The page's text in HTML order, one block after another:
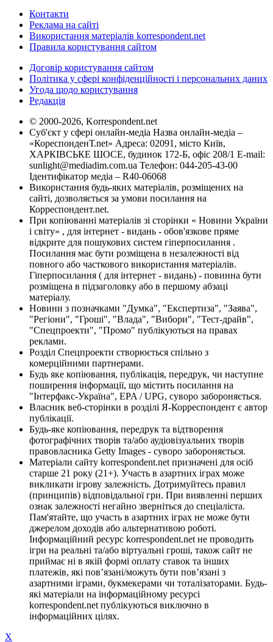
Контакти
Реклама на сайті
Використання матеріалів korrespondent.net
Правила користування сайтом
Договір користування сайтом
Політика у сфері конфіденційності і персональних даних
Угода щодо користування
Редакція
© 2000-2026, Korrespondent.net
Суб'єкт у сфері онлайн-медіа Назва онлайн-медіа –
«КореспонденТ.net» Адреса: 02091, місто Київ,
ХАРКІВСЬКЕ ШОСЕ, будинок 172-Б, офіс 208/1 E-mail:
sunlight@mediadim.com.ua Телефон: 044-205-43-00
Ідентифікатор медіа – R40-06068
Використання будь-яких матеріалів, розміщених на
сайті, дозволяється за умови посилання на
Корреспондент.net.
При копіюванні матеріалів зі сторінки « Новини України
і світу» , для інтернет - видань - обов'язкове пряме
відкрите для пошукових систем гіперпосилання .
Посилання має бути розміщена в незалежності від
повного або часткового використання матеріалів.
Гіперпосилання ( для інтернет - видань) - повинна бути
розміщена в підзаголовку або в першому абзаці
матеріалу.
Новини з позначками "Думка", "Експертиза", "Заява",
"Регіони", "Гроші", "Влада", "Вибори", "Тест-драйв",
"Спецпроекти", "Промо" публікуються на правах
реклами.
Розділ Спецпроекти створюється спільно з
комерційними партнерами.
Будь яке копіювання, публікація, передрук, чи наступне
поширення інформації, що містить посилання на
"Інтерфакс-Україна", EPA / UPG, суворо забороняється.
Власник веб-сторінки в розділі Я-Корреспондент є автор
публікації.
Будь-яке копіювання, передрук та відтворення
фотографічних творів та/або аудіовізуальних творів
правовласника Getty Images - суворо забороняється.
Матеріали сайту korrespondent.net призначені для осіб
старше 21 року (21+). Участь в азартних іграх може
викликати ігрову залежність. Дотримуйтесь правил
(принципів) відповідальної гри. При виявленні перших
ознак залежності негайно зверніться до спеціаліста.
Пам'ятайте, що участь в азартних іграх не може бути
джерелом доходів або альтернативою роботі.
Інформаційний ресурс korrespondent.net не проводить
ігри на реальні та/або віртуальні гроші, також сайт не
приймає ні в якій формі оплату ставок та інших
платежів, які пов’язані/можуть бути пов’язані з
азартними іграми, букмекерами чи тоталізаторами. Будь-
які матеріали на інформаційному ресурсі
korrespondent.net публікуються виключно в
інформаційних цілях.
X